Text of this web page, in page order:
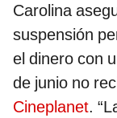
Carolina
suspensión
el dinero con
de junio no
Cineplanet.